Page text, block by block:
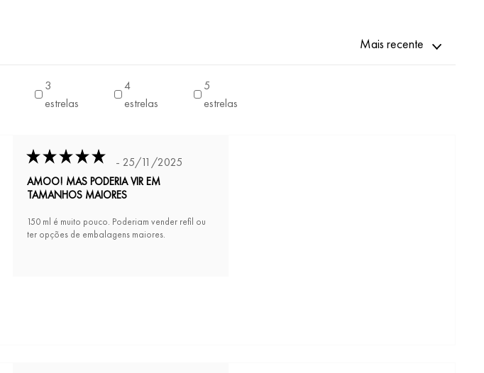
Mais recente
3
estrelas
4
estrelas
5
estrelas
- 25/11/2025
AMOO! MAS PODERIA VIR EM
TAMANHOS MAIORES
150 ml é muito pouco. Poderiam vender refil ou
ter opções de embalagens maiores.